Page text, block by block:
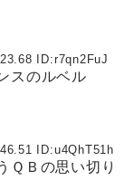
ID:r7qn2FuJ
スのルベル
ID:u4QhT51h
ＱＢの思い切り